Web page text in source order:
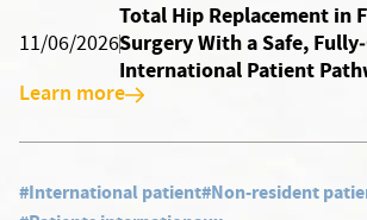
11/06/2026
Total Hip Replacement in
Surgery With a Safe,
International Patient
Learn more
#International patient#Non-resident